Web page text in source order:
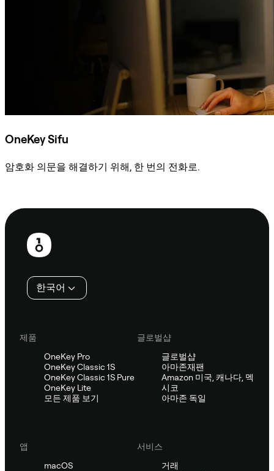
OneKey Sifu
암호화 의문을 해결하기 위해, 한 번의 전화로.
보
한국어
제품
OneKey Pro
OneKey Classic 1S
OneKey Classic 1S Pure
OneKey Lite
모든 제품 보기
글로벌샵
글로벌샵
아마존재팬
Amazon 미국, 캐나다, 멕
시코
아마존 독일
앱
macOS
서비스
거래